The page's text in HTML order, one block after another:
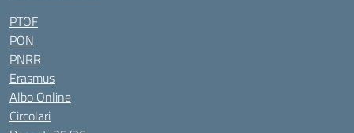
PTOF
PON
PNRR
Erasmus
Albo Online
Circolari